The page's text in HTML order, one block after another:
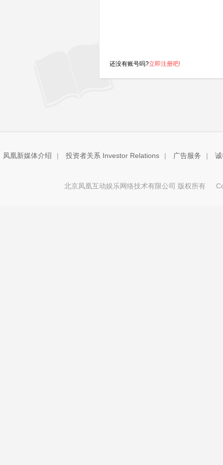
还没有账号吗?立即注册吧!
凤凰新媒体介绍 | 投资者关系 Investor Relations | 广告服务 |
北京凤凰互动娱乐网络技术有限公司 版权所有